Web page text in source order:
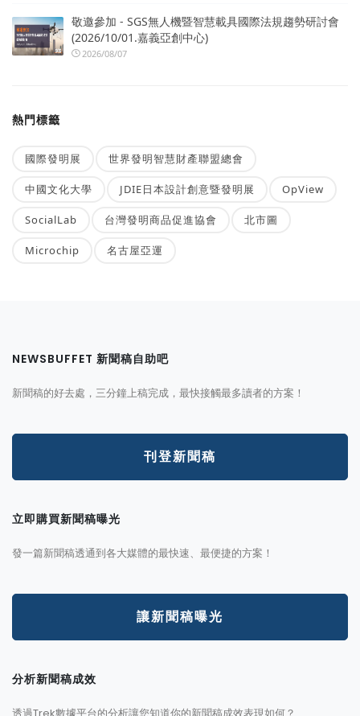
敬邀參加 - SGS無人機暨智慧載具國際法規趨勢研討會
(2026/10/01.嘉義亞創中心)
2026/08/07
熱門標籤
國際發明展 世界發明智慧財產聯盟總會
中國文化大學 JDIE日本設計創意暨發明展 OpView
SocialLab 台灣發明商品促進協會 北市圖
Microchip 名古屋亞運
NEWSBUFFET 新聞稿自助吧
新聞稿的好去處，三分鐘上稿完成，最快接觸最多讀者的方案！
刊登新聞稿
立即購買新聞稿曝光
發一篇新聞稿透通到各大媒體的最快速、最便捷的方案！
讓新聞稿曝光
分析新聞稿成效